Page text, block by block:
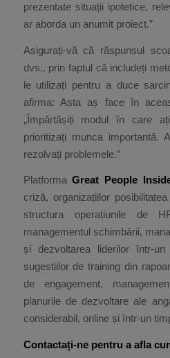
prezentate situații ipotetice,
ar aborda un anumit proiect.”
Asigurați-vă că răspunsul
dvs., prin faptul că includeți
le utilizați pentru a duce
afirma: Asta aș face în
„Împărtășiți modul în care
prioritizați munca importantă.
rezolvați problemele.”
PlatformaGreat People
criză, organizațiilor
structura operațiunile de
managementul schimbării,
și dezvoltarea liderilor într-
sugestiilor de training din
de engagement,
planurile de dezvoltare ale
considerabil, online și într-un
Contactați-ne pentru a afla